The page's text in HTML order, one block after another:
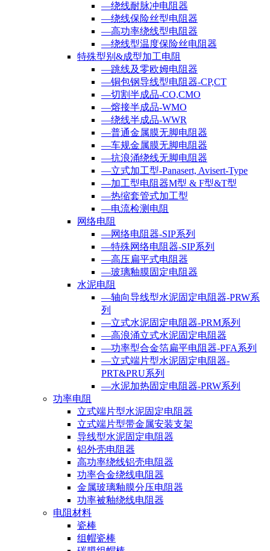
—绕线耐脉冲电阻器
—绕线保险丝型电阻器
—高功率绕线型电阻器
—绕线型温度保险丝电阻器
特殊型别&成型加工电阻
—跳线及零欧姆电阻器
—铜包钢导线型电阻器-CP,CT
—切割半成品-CO,CMO
—熔接半成品-WMO
—绕线半成品-WWR
—普通金属膜无脚电阻器
—车规金属膜无脚电阻器
—抗浪涌绕线无脚电阻器
—立式加工型-Panasert, Avisert-Type
—加工型电阻器M型 & F型&T型
—热缩套管式加工型
—电流检测电阻
网络电阻
—网络电阻器-SIP系列
—特殊网络电阻器-SIP系列
—高压扁平式电阻器
—玻璃釉膜固定电阻器
水泥电阻
—轴向导线型水泥固定电阻器-PRW系
列
—立式水泥固定电阻器-PRM系列
—高浪涌立式水泥固定电阻器
—功率型合金箔扁平电阻器-PFA系列
—立式端片型水泥固定电阻器-
PRT&PRU系列
—水泥加热固定电阻器-PRW系列
功率电阻
立式端片型水泥固定电阻器
立式端片型带金属安装支架
导线型水泥固定电阻器
铝外壳电阻器
高功率绕线铝壳电阻器
功率合金绕线电阻器
金属玻璃釉膜分压电阻器
功率被釉绕线电阻器
电阻材料
瓷棒
组帽瓷棒